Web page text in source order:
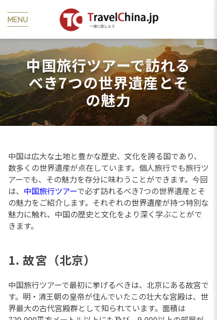
MENU
中国旅行ツアーで訪れる
べき7つの世界遺産とそ
の魅力
中国は広大な土地と豊かな歴史、文化を誇る国であり、
数多くの世界遺産が点在しています。個人旅行でも旅行ツ
アーでも、その魅力を存分に味わうことができます。今回
は、 中国旅行ツアーで必ず訪れるべき7つの世界遺産とそ
の魅力をご紹介します。それぞれの世界遺産が持つ特別な
魅力に触れ、中国の歴史と文化をより深く学ぶことがで
きます。
1. 故宮（北京）
中国旅行ツアーで最初に挙げるべきは、北京にある故宮で
す。明・清王朝の皇帝が住んでいたこの壮大な宮殿は、世
界最大の古代宮殿群として知られています。面積は